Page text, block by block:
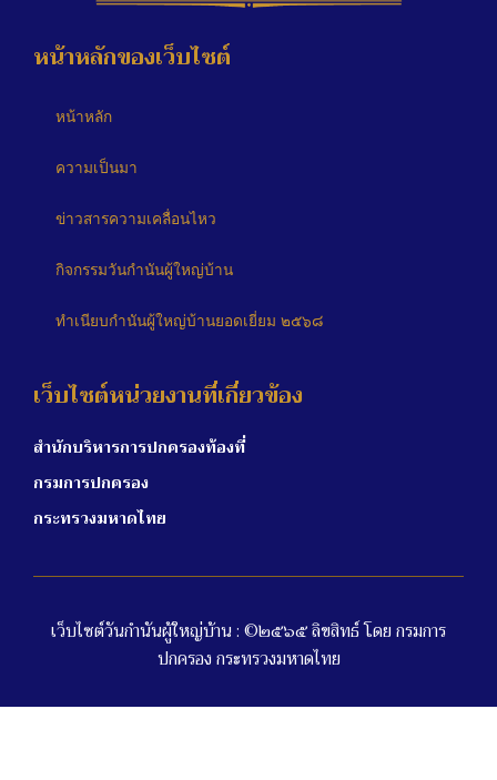
หน้าหลักของเว็บไซต์
หน้าหลัก
ความเป็นมา
ข่าวสารความเคลื่อนไหว
กิจกรรมวันกำนันผู้ใหญ่บ้าน
ทำเนียบกำนันผู้ใหญ่บ้านยอดเยี่ยม ๒๕๖๘
เว็บไซต์หน่วยงานที่เกี่ยวข้อง
สำนักบริหารการปกครองท้องที่
กรมการปกครอง
กระทรวงมหาดไทย
เว็บไซต์วันกำนันผู้ใหญ่บ้าน : ©๒๕๖๕ ลิขสิทธ์ โดย กรมการ
ปกครอง กระทรวงมหาดไทย